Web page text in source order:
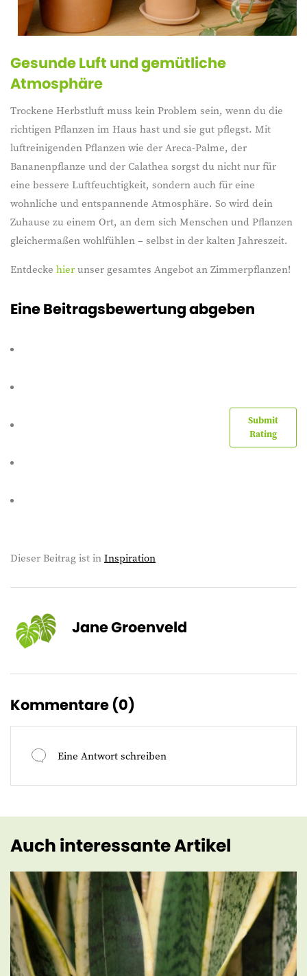
Gesunde Luft und gemütliche
Atmosphäre
Trockene Herbstluft muss kein Problem sein, wenn du die
richtigen Pflanzen im Haus hast und sie gut pflegst. Mit
luftreinigenden Pflanzen wie der Areca-Palme, der
Bananenpflanze und der Calathea sorgst du nicht nur für
eine bessere Luftfeuchtigkeit, sondern auch für eine
wohnliche und entspannende Atmosphäre. So wird dein
Zuhause zu einem Ort, an dem sich Menschen und Pflanzen
gleichermaßen wohlfühlen – selbst in der kalten Jahreszeit.
Entdecke hierunser gesamtes Angebot an Zimmerpflanzen!
Eine Beitragsbewertung abgeben
Submit
Rating
Dieser Beitrag ist inInspiration
Jane Groenveld
Kommentare (0)
Eine Antwort schreiben
Auch interessante Artikel